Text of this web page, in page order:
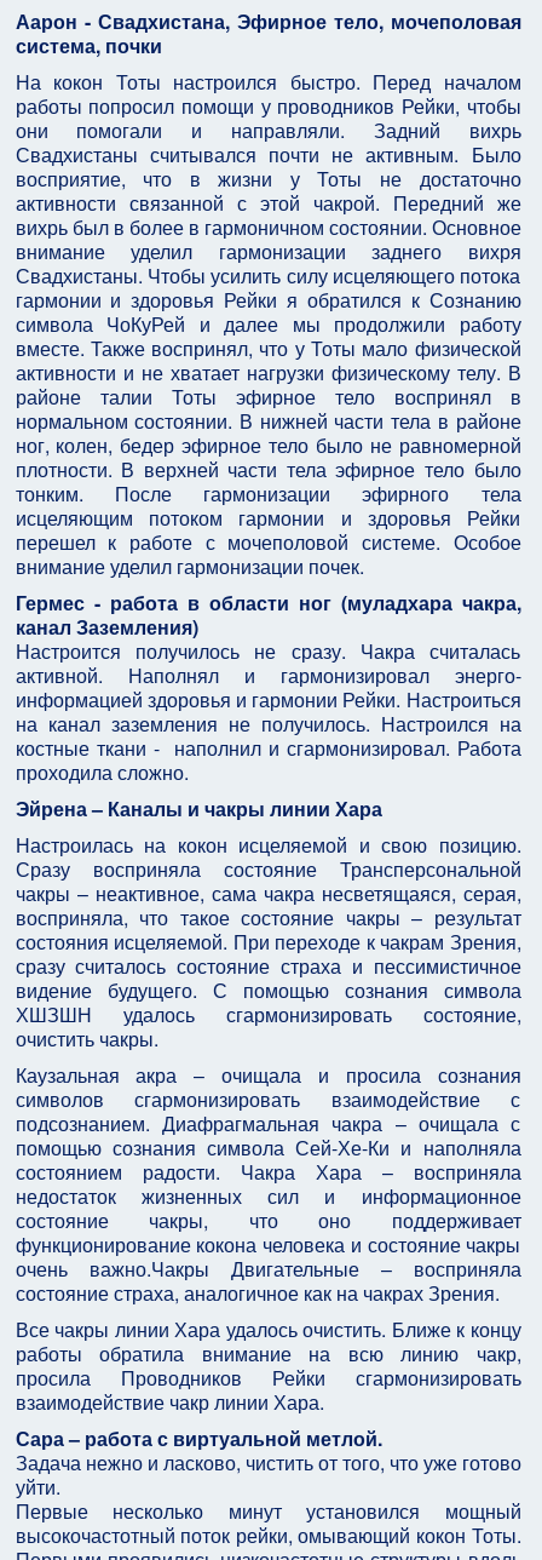
Аарон - Свадхистана, Эфирное тело, мочеполовая
система, почки
На кокон Тоты настроился быстро. Перед началом
работы попросил помощи у проводников Рейки, чтобы
они помогали и направляли. Задний вихрь
Свадхистаны считывался почти не активным. Было
восприятие, что в жизни у Тоты не достаточно
активности связанной с этой чакрой. Передний же
вихрь был в более в гармоничном состоянии. Основное
внимание уделил гармонизации заднего вихря
Свадхистаны. Чтобы усилить силу исцеляющего потока
гармонии и здоровья Рейки я обратился к Сознанию
символа ЧоКуРей и далее мы продолжили работу
вместе. Также воспринял, что у Тоты мало физической
активности и не хватает нагрузки физическому телу. В
районе талии Тоты эфирное тело воспринял в
нормальном состоянии. В нижней части тела в районе
ног, колен, бедер эфирное тело было не равномерной
плотности. В верхней части тела эфирное тело было
тонким. После гармонизации эфирного тела
исцеляющим потоком гармонии и здоровья Рейки
перешел к работе с мочеполовой системе. Особое
внимание уделил гармонизации почек.
Гермес - работа в области ног (муладхара чакра,
канал Заземления)
Настроится получилось не сразу. Чакра считалась
активной. Наполнял и гармонизировал энерго-
информацией здоровья и гармонии Рейки. Настроиться
на канал заземления не получилось. Настроился на
костные ткани - наполнил и сгармонизировал. Работа
проходила сложно.
Эйрена – Каналы и чакры линии Хара
Настроилась на кокон исцеляемой и свою позицию.
Сразу восприняла состояние Трансперсональной
чакры – неактивное, сама чакра несветящаяся, серая,
восприняла, что такое состояние чакры – результат
состояния исцеляемой. При переходе к чакрам Зрения,
сразу считалось состояние страха и пессимистичное
видение будущего. С помощью сознания символа
ХШЗШН удалось сгармонизировать состояние,
очистить чакры.
Каузальная акра – очищала и просила сознания
символов сгармонизировать взаимодействие с
подсознанием. Диафрагмальная чакра – очищала с
помощью сознания символа Сей-Хе-Ки и наполняла
состоянием радости. Чакра Хара – восприняла
недостаток жизненных сил и информационное
состояние чакры, что оно поддерживает
функционирование кокона человека и состояние чакры
очень важно.Чакры Двигательные – восприняла
состояние страха, аналогичное как на чакрах Зрения.
Все чакры линии Хара удалось очистить. Ближе к концу
работы обратила внимание на всю линию чакр,
просила Проводников Рейки сгармонизировать
взаимодействие чакр линии Хара.
Сара – работа с виртуальной метлой.
Задача нежно и ласково, чистить от того, что уже готово
уйти.
Первые несколько минут установился мощный
высокочастотный поток рейки, омывающий кокон Тоты.